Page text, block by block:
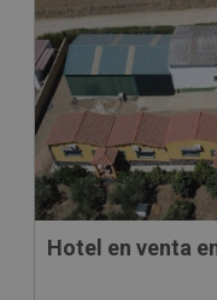
Hotel en venta